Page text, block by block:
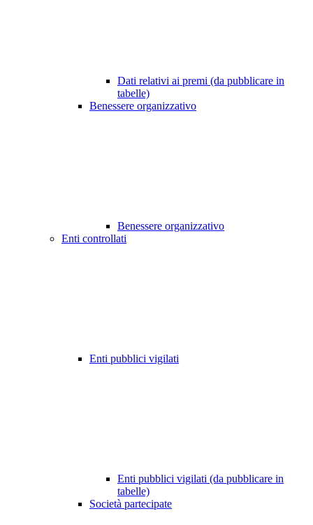
Dati relativi ai premi (da pubblicare in
tabelle)
Benessere organizzativo
Benessere organizzativo
Enti controllati
Enti pubblici vigilati
Enti pubblici vigilati (da pubblicare in
tabelle)
Società partecipate